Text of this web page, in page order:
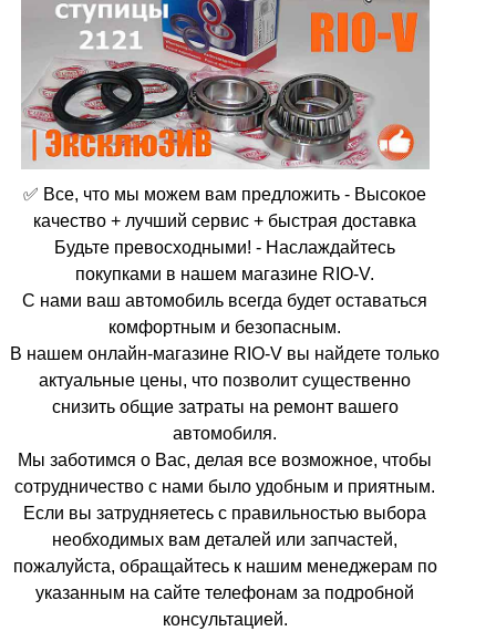
✅ Все, что мы можем вам предложить - Высокое
качество + лучший сервис + быстрая доставка
Будьте превосходными! - Наслаждайтесь
покупками в нашем магазине RIO-V.
С нами ваш автомобиль всегда будет оставаться
комфортным и безопасным.
В нашем онлайн-магазине RIO-V вы найдете только
актуальные цены, что позволит существенно
снизить общие затраты на ремонт вашего
автомобиля.
Мы заботимся о Вас, делая все возможное, чтобы
сотрудничество с нами было удобным и приятным.
Если вы затрудняетесь с правильностью выбора
необходимых вам деталей или запчастей,
пожалуйста, обращайтесь к нашим менеджерам по
указанным на сайте телефонам за подробной
консультацией.